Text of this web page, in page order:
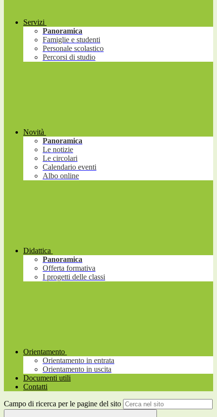
Servizi
Panoramica
Famiglie e studenti
Personale scolastico
Percorsi di studio
Novità
Panoramica
Le notizie
Le circolari
Calendario eventi
Albo online
Didattica
Panoramica
Offerta formativa
I progetti delle classi
Orientamento
Orientamento in entrata
Orientamento in uscita
Documenti utili
Contatti
Campo di ricerca per le pagine del sito